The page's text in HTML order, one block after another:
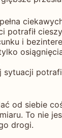
potrafił
i
sytuacji
od siebie
To nie
drogi.